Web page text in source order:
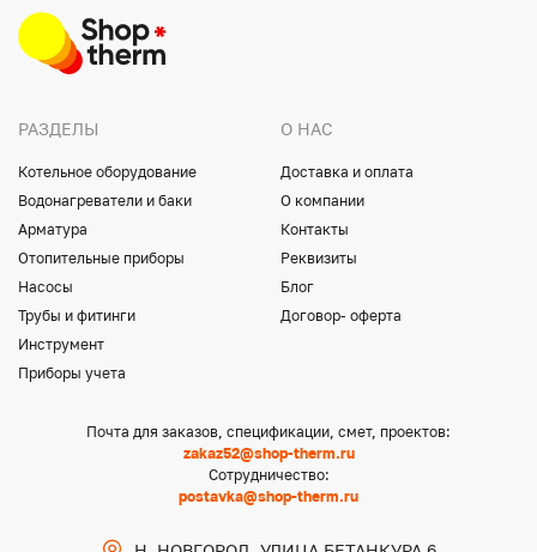
РАЗДЕЛЫ
Котельное оборудование
Водонагреватели и баки
Арматура
Отопительные приборы
Насосы
Трубы и фитинги
Инструмент
Приборы учета
О НАС
Доставка и оплата
О компании
Контакты
Реквизиты
Блог
Договор- оферта
Почта для заказов, спецификации, смет, проектов:
zakaz52@shop-therm.ru
Сотрудничество:
postavka@shop-therm.ru